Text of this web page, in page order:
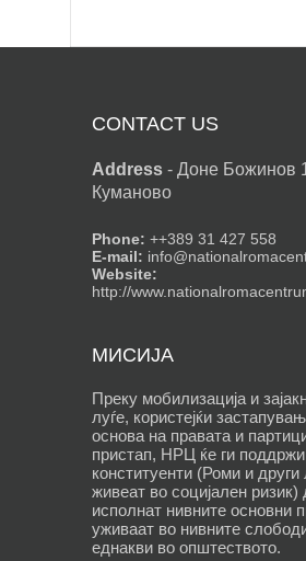
CONTACT US
Address - Доне Божинов
Куманово
Phone: ++389 31 427 558
E-mail:
Website:
http://
МИСИЈА
Преку мобилизација и
луѓе, користејќи
основа на правата и
пристап, НРЦ ќе ги поддржи
конституенти (Роми и други
живеат во социјален ризик)
исполнат нивните основни
уживаат во нивните
еднакви во општеството.